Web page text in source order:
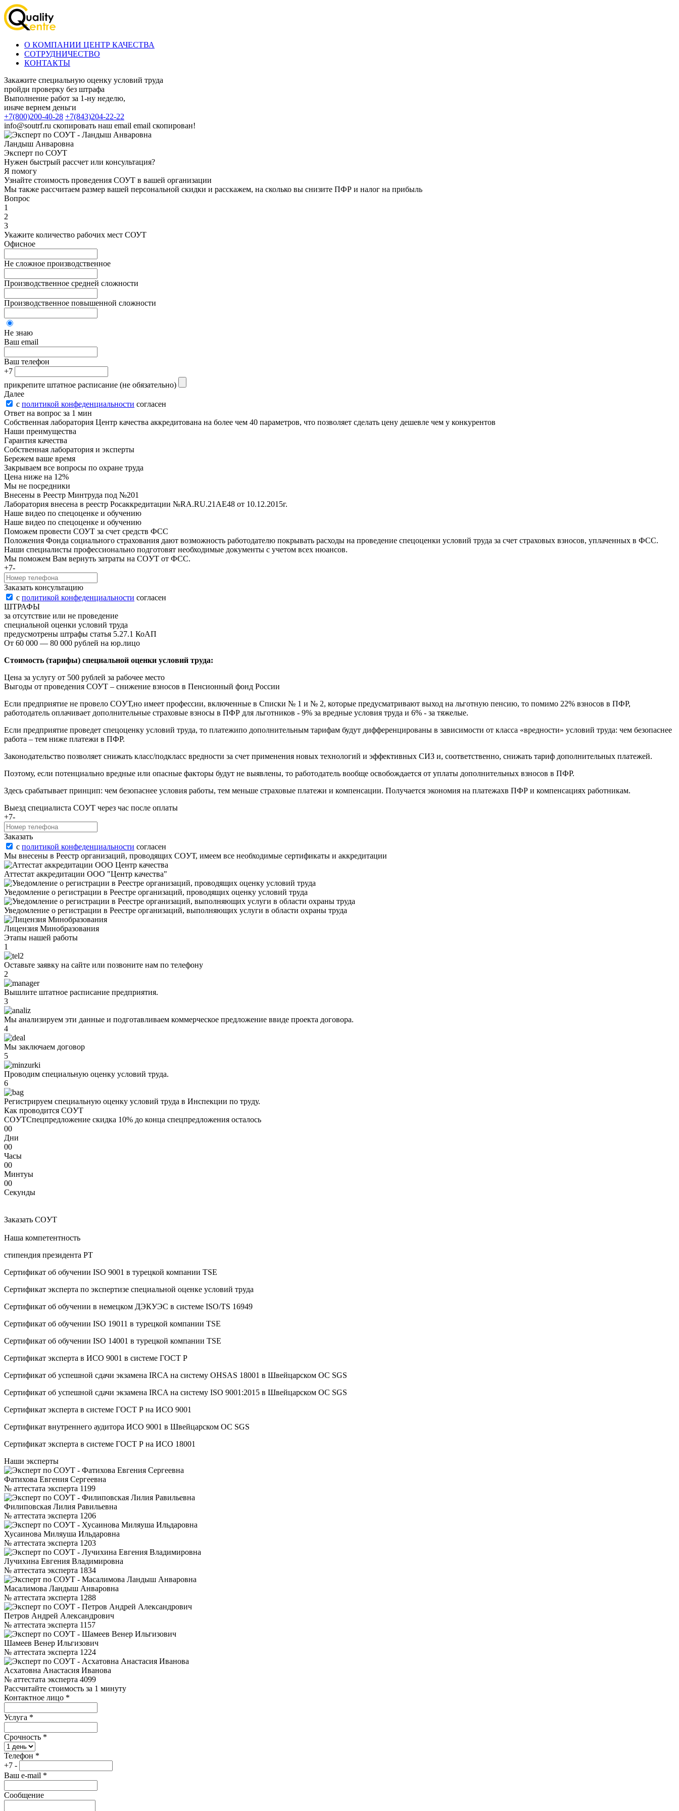
О КОМПАНИИ ЦЕНТР КАЧЕСТВА
СОТРУДНИЧЕСТВО
КОНТАКТЫ
Закажите специальную оценку условий труда
пройди проверку без штрафа
Выполнение работ за 1-ну неделю,
иначе вернем деньги
+7(800)200-40-28 +7(843)204-22-22
info@soutrf.ru скопировать наш email email скопирован!
Ландыш Анваровна
Эксперт по СОУТ
Нужен быстрый рассчет или консультация?
Я помогу
Узнайте стоимость проведения СОУТ в вашей организации
Мы также рассчитаем размер вашей персональной скидки и расскажем, на сколько вы снизите ПФР и налог на прибыль
Вопрос
1
2
3
Укажите количество рабочих мест СОУТ
Офисное
Не сложное производственное
Производственное средней сложности
Производственное повышенной сложности
Не знаю
Ваш email
Ваш телефон
+7
прикрепите штатное расписание (не обязательно)
Далее
с политикой конфеденциальности согласен
Ответ на вопрос за 1 мин
Собственная лаборатория Центр качества аккредитована на более чем 40 параметров, что позволяет сделать цену дешевле чем у конкурентов
Наши преимущества
Гарантия качества
Собственная лаборатория и эксперты
Бережем ваше время
Закрываем все вопросы по охране труда
Цена ниже на 12%
Мы не посредники
Внесены в Реестр Минтруда под №201
Лаборатория внесена в реестр Росаккредитации №RA.RU.21AE48 от 10.12.2015г.
Наше видео по спецоценке и обучению
Наше видео по спецоценке и обучению
Поможем провести СОУТ за счет средств ФСС
Положения Фонда социального страхования дают возможность работодателю покрывать расходы на проведение спецоценки условий труда за счет страховых взносов, уплаченных в ФСС.
Наши специалисты профессионально подготовят необходимые документы с учетом всех нюансов.
Мы поможем Вам вернуть затраты на COУТ от ФСС.
+7-
Заказать консультацию
с политикой конфеденциальности согласен
ШТРАФЫ
за отсутствие или не проведение
специальной оценки условий труда
предусмотрены штрафы статья 5.27.1 КоАП
От 60 000 — 80 000 рублей на юр.лицо
Стоимость (тарифы) специальной оценки условий труда:
Цена за услугу от 500 рублей за рабочее место
Выгоды от проведения СОУТ – снижение взносов в Пенсионный фонд России
Если предприятие не провело COУТ,но имеет профессии, включенные в Списки № 1 и № 2, которые предусматривают выход на льготную пенсию, то помимо 22% взносов в ПФР,
работодатель оплачивает дополнительные страховые взносы в ПФР для льготников - 9% за вредные условия труда и 6% - за тяжелые.
Если предприятие проведет спецоценку условий труда, то платежипо дополнительным тарифам будут дифференцированы в зависимости от класса «вредности» условий труда: чем безопаснее
работа – тем ниже платежи в ПФР.
Законодательство позволяет снижать класс/подкласс вредности за счет применения новых технологий и эффективных СИЗ и, соответственно, снижать тариф дополнительных платежей.
Поэтому, если потенциально вредные или опасные факторы будут не выявлены, то работодатель вообще освобождается от уплаты дополнительных взносов в ПФР.
Здесь срабатывает принцип: чем безопаснее условия работы, тем меньше страховые платежи и компенсации. Получается экономия на платежахв ПФР и компенсациях работникам.
Выезд специалиста COУТ через час после оплаты
+7-
Заказать
с политикой конфеденциальности согласен
Мы внесены в Реестр организаций, проводящих COУТ, имеем все необходимые сертификаты и аккредитации
Аттестат аккредитации ООО "Центр качества"
Уведомление о регистрации в Реестре организаций, проводящих оценку условий труда
Уведомление о регистрации в Реестре организаций, выполняющих услуги в области охраны труда
Лицензия Минобразования
Этапы нашей работы
1
Оставьте заявку на сайте или позвоните нам по телефону
2
Вышлите штатное расписание предприятия.
3
Мы анализируем эти данные и подготавливаем коммерческое предложение ввиде проекта договора.
4
Мы заключаем договор
5
Проводим специальную оценку условий труда.
6
Регистрируем специальную оценку условий труда в Инспекции по труду.
Как проводится COУТ
COУТСпецпредложение скидка 10% до конца спецпредложения осталось
00
Дни
00
Часы
00
Минтуы
00
Секунды
Заказать COУТ
Наша компетентность
стипендия президента РТ
Сертификат об oбучeнии ISO 9001 в турецкой компании TSE
Сертификат эксперта по экспертизе специальной оценке условий труда
Сертификат об oбучeнии в немецком ДЭКУЭС в системе ISO/TS 16949
Сертификат об oбучeнии ISO 19011 в турецкой компании TSE
Сертификат об oбучeнии ISO 14001 в турецкой компании TSE
Сертификат эксперта в ИСО 9001 в системе ГОСТ Р
Сертификат об успешной сдачи экзамена IRCA на систему OHSAS 18001 в Швейцарском ОС SGS
Сертификат об успешной сдачи экзамена IRCA на систему ISO 9001:2015 в Швейцарском ОС SGS
Сертификат эксперта в системе ГОСТ Р на ИСО 9001
Сертификат внутреннего аудитора ИСО 9001 в Швейцарском ОС SGS
Сертификат эксперта в системе ГОСТ Р на ИСО 18001
Наши эксперты
Фатихова Евгения Сергеевна
№ аттестата эксперта 1199
Филиповская Лилия Равильевна
№ аттестата эксперта 1206
Хусаинова Миляуша Ильдаровна
№ аттестата эксперта 1203
Лучихина Евгения Владимировна
№ аттестата эксперта 1834
Масалимова Ландыш Анваровна
№ аттестата эксперта 1288
Петров Андрей Александрович
№ аттестата эксперта 1157
Шамеев Венер Ильгизович
№ аттестата эксперта 1224
Асхатовна Анастасия Иванова
№ аттестата эксперта 4099
Рассчитайте стоимость за 1 минуту
Контактное лицо *
Услуга *
Срочность *
Телефон *
+7 -
Ваш e-mail *
Сообщение